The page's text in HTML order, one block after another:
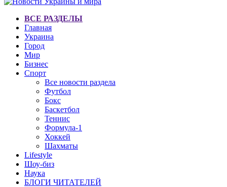
ВСЕ РАЗДЕЛЫ
Главная
Украина
Город
Мир
Бизнес
Спорт
Все новости раздела
Футбол
Бокс
Баскетбол
Теннис
Формула-1
Хоккей
Шахматы
Lifestyle
Шоу-биз
Наука
БЛОГИ ЧИТАТЕЛЕЙ